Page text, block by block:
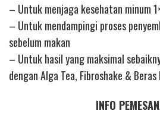
– Untuk menjaga kesehatan minum
– Untuk mendampingi proses
sebelum makan
– Untuk hasil yang maksimal
dengan Alga Tea, Fibroshake & Beras
INFO